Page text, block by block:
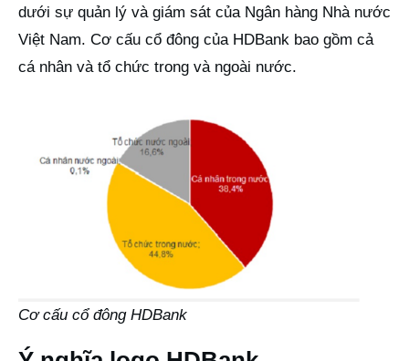
dưới sự quản lý và giám sát của Ngân hàng Nhà nước
Việt Nam. Cơ cấu cổ đông của HDBank bao gồm cả
cá nhân và tổ chức trong và ngoài nước.
Cơ cấu cổ đông HDBank